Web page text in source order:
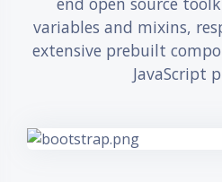
variables and mixins,
extensive prebuilt
JavaScript